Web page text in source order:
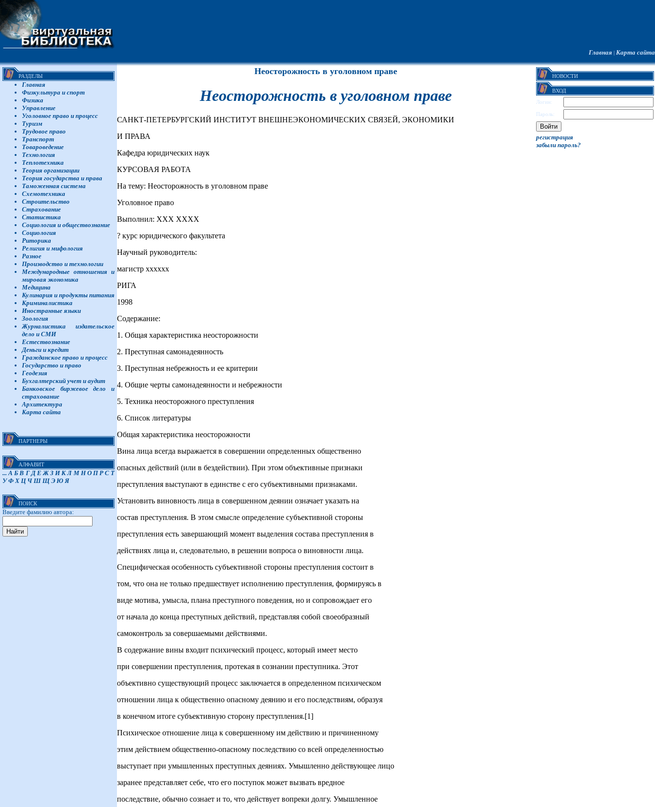
Главная | Карта сайта
РАЗДЕЛЫ
Главная
Физкультура и спорт
Физика
Управление
Уголовное право и процесс
Туризм
Трудовое право
Транспорт
Товароведение
Технология
Теплотехника
Теория организации
Теория государства и права
Таможенная система
Схемотехника
Строительство
Страхование
Статистика
Социология и обществознание
Социология
Риторика
Религия и мифология
Разное
Производство и технологии
Международные отношения и
мировая экономика
Медицина
Кулинария и продукты питания
Криминалистика
Иностранные языки
Зоология
Журналистика издательское
дело и СМИ
Естествознание
Деньги и кредит
Гражданское право и процесс
Государство и право
Геодезия
Бухгалтерский учет и аудит
Банковское биржевое дело и
страхование
Архитектура
Карта сайта
ПАРТНЕРЫ
АЛФАВИТ
... А Б В Г Д Е Ж З И К Л М Н О П Р С Т
У Ф Х Ц Ч Ш Щ Э Ю Я
ПОИСК
Введите фамилию автора:
Неосторожность в уголовном праве
Неосторожность в уголовном праве
САНКТ-ПЕТЕРБУРГСКИЙ ИНСТИТУТ ВНЕШНЕЭКОНОМИЧЕСКИХ СВЯЗЕЙ, ЭКОНОМИКИ
И ПРАВА
Кафедра юридических наук
КУРСОВАЯ РАБОТА
На тему: Неосторожность в уголовном праве
Уголовное право
Выполнил: ХХХ ХХХХ
? курс юридического факультета
Научный руководитель:
магистр хххххх
РИГА
1998
Содержание:
1. Общая характеристика неосторожности
2. Преступная самонадеянность
3. Преступная небрежность и ее критерии
4. Общие черты самонадеянности и небрежности
5. Техника неосторожного преступления
6. Список литературы
Общая характеристика неосторожности
Вина лица всегда выражается в совершении определенных общественно
опасных действий (или в бездействии). При этом объективные признаки
преступления выступают в единстве с его субъективными признаками.
Установить виновность лица в совершенном деянии означает указать на
состав преступления. В этом смысле определение субъективной стороны
преступления есть завершающий момент выделения состава преступления в
действиях лица и, следовательно, в решении вопроса о виновности лица.
Специфическая особенность субъективной стороны преступления состоит в
том, что она не только предшествует исполнению преступления, формируясь в
виде мотива, умысла, плана преступного поведения, но и сопровождает его
от начала до конца преступных действий, представляя собой своеобразный
самоконтроль за совершаемыми действиями.
В содержание вины входит психический процесс, который имеет место
при совершении преступления, протекая в сознании преступника. Этот
объективно существующий процесс заключается в определенном психическом
отношении лица к общественно опасному деянию и его последствиям, образуя
в конечном итоге субъективную сторону преступления.[1]
Психическое отношение лица к совершенному им действию и причиненному
этим действием общественно-опасному последствию со всей определенностью
выступает при умышленных преступных деяниях. Умышленно действующее лицо
заранее представляет себе, что его поступок может вызвать вредное
последствие, обычно сознает и то, что действует вопреки долгу. Умышленное
НОВОСТИ
ВХОД
Логин:
Пароль:
регистрация
забыли пароль?